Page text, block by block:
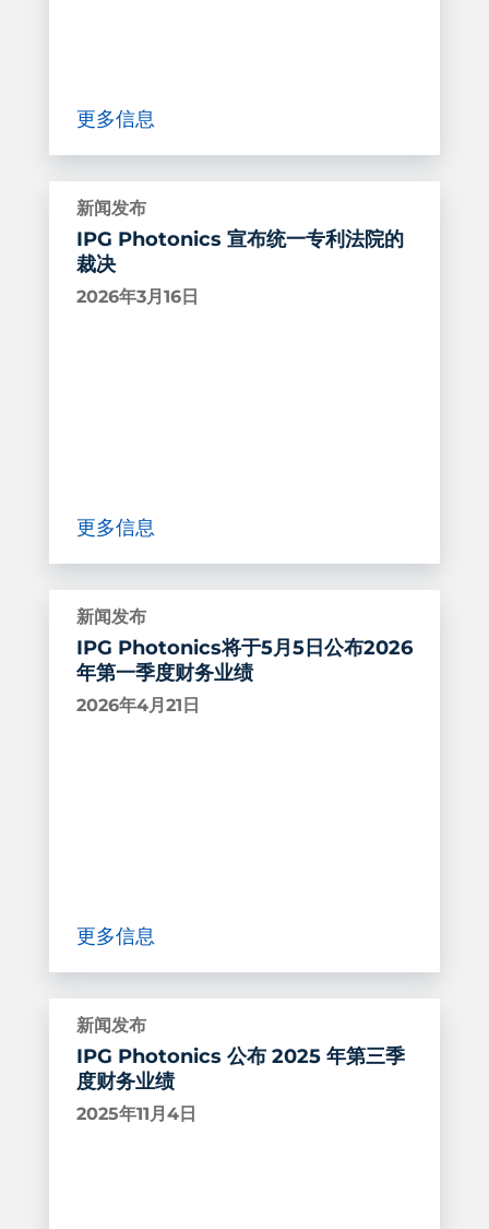
更多信息
新闻发布
IPG Photonics 宣布统一专利法院的
裁决
2026年3月16日
更多信息
新闻发布
IPG Photonics将于5月5日公布2026
年第一季度财务业绩
2026年4月21日
更多信息
新闻发布
IPG Photonics 公布 2025 年第三季
度财务业绩
2025年11月4日